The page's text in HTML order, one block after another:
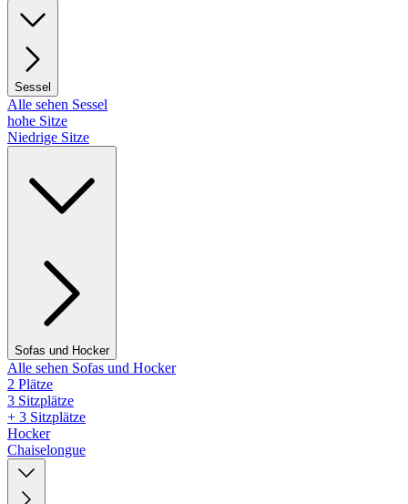
Sessel
Alle sehen Sessel
hohe Sitze
Niedrige Sitze
Sofas und Hocker
Alle sehen Sofas und Hocker
2 Plätze
3 Sitzplätze
+ 3 Sitzplätze
Hocker
Chaiselongue